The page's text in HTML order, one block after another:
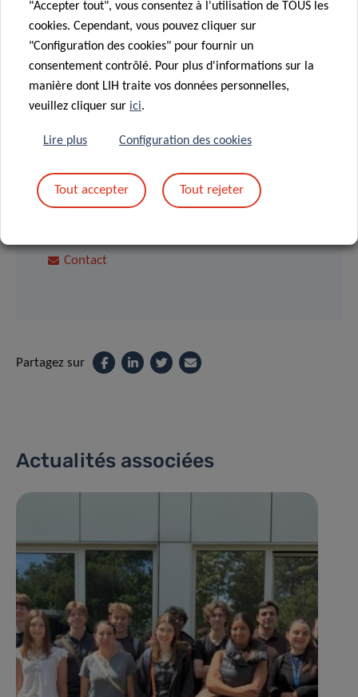
MAXIMILIAN
FÜNFGELD
Contact
Partagez sur
Actualités associées
"Accepter tout", vous consentez à l'utilisation de TOUS les
cookies. Cependant, vous pouvez cliquer sur
"Configuration des cookies" pour fournir un
consentement contrôlé. Pour plus d'informations sur la
manière dont LIH traite vos données personnelles,
veuillez cliquer sur ici.
Lire plus Configuration des cookies
Tout accepter Tout rejeter